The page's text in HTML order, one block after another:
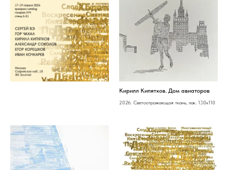
Кирилл Кипятков. Дом авиаторов
2026. Светоотражающая ткань, лак. 130х110